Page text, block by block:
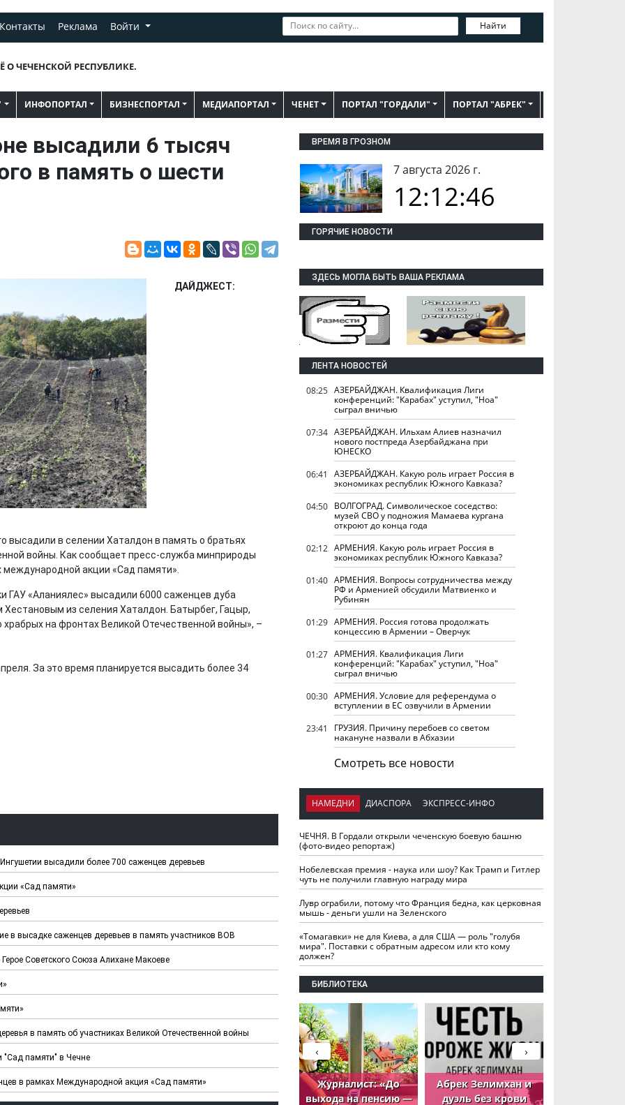
Контакты Реклама Войти Найти
О ЧЕЧЕНСКОЙ РЕСПУБЛИКЕ.
ИНФОПОРТАЛ БИЗНЕСПОРТАЛ МЕДИАПОРТАЛ ЧЕНЕТ ПОРТАЛ "ГОРДАЛИ" ПОРТАЛ "АБРЕК"
высадили 6 тысяч
в память о шести
ДАЙДЖЕСТ:
высадили в селении Хаталдон в память о братьях
войны. Как сообщает пресс-служба минприроды
акции «Сад памяти».
ГАУ «Аланиялес» высадили 6000 саженцев дуба
из селения Хаталдон. Батырбег, Гацыр,
на фронтах Великой Отечественной войны», –
За это время планируется высадить более 34
высадили более 700 саженцев деревьев
«Сад памяти»
высадке саженцев деревьев в память участников ВОВ
Советского Союза Алихане Макоеве
в память об участниках Великой Отечественной войны
"Сад памяти" в Чечне
в рамках Международной акция «Сад памяти»
ВРЕМЯ В ГРОЗНОМ
7 августа 2026 г.
12:12:47
ГОРЯЧИЕ НОВОСТИ
ЗДЕСЬ МОГЛА БЫТЬ ВАША РЕКЛАМА
ЛЕНТА НОВОСТЕЙ
08:25 АЗЕРБАЙДЖАН. Квалификация Лиги
конференций: "Карабах" уступил, "Ноа"
сыграл вничью
07:34 АЗЕРБАЙДЖАН. Ильхам Алиев назначил
нового постпреда Азербайджана при
ЮНЕСКО
06:41
АЗЕРБАЙДЖАН. Какую роль играет Россия в
экономиках республик Южного Кавказа?
04:50 ВОЛГОГРАД. Символическое соседство:
музей СВО у подножия Мамаева кургана
откроют до конца года
02:12 АРМЕНИЯ. Какую роль играет Россия в
экономиках республик Южного Кавказа?
01:40 АРМЕНИЯ. Вопросы сотрудничества между
РФ и Арменией обсудили Матвиенко и
Рубинян
01:29 АРМЕНИЯ. Россия готова продолжать
концессию в Армении – Оверчук
01:27 АРМЕНИЯ. Квалификация Лиги
конференций: "Карабах" уступил, "Ноа"
сыграл вничью
00:30 АРМЕНИЯ. Условие для референдума о
вступлении в ЕС озвучили в Армении
23:41
ГРУЗИЯ. Причину перебоев со светом
накануне назвали в Абхазии
Смотреть все новости
НАМЕДНИ ДИАСПОРА ЭКСПРЕСС-ИНФО
ЧЕЧНЯ. В Гордали открыли чеченскую боевую башню
(фото-видео репортаж)
Нобелевская премия - наука или шоу? Как Трамп и Гитлер
чуть не получили главную награду мира
Лувр ограбили, потому что Франция бедна, как церковная
мышь - деньги ушли на Зеленского
«Томагавки» не для Киева, а для США — роль "голубя
мира". Поставки с обратным адресом или кто кому
должен?
БИБЛИОТЕКА
ЧЕЧНЯ. Обарг Варин
илли
ЧЕЧНЯ. Хьаьжин
мурд - обарг Вара
Журналист: «До
выхода на пенсию —
Абрек Зелимхан и
дуэль без крови
›
‹